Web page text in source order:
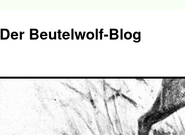
Der Beutelwolf-Blog